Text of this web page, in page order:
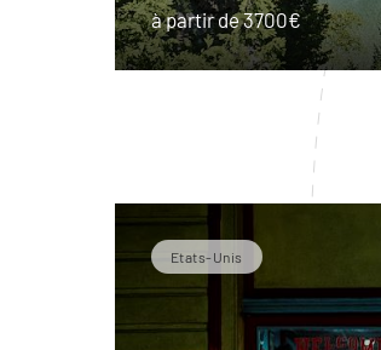
à partir de 3700€
Etats-Unis